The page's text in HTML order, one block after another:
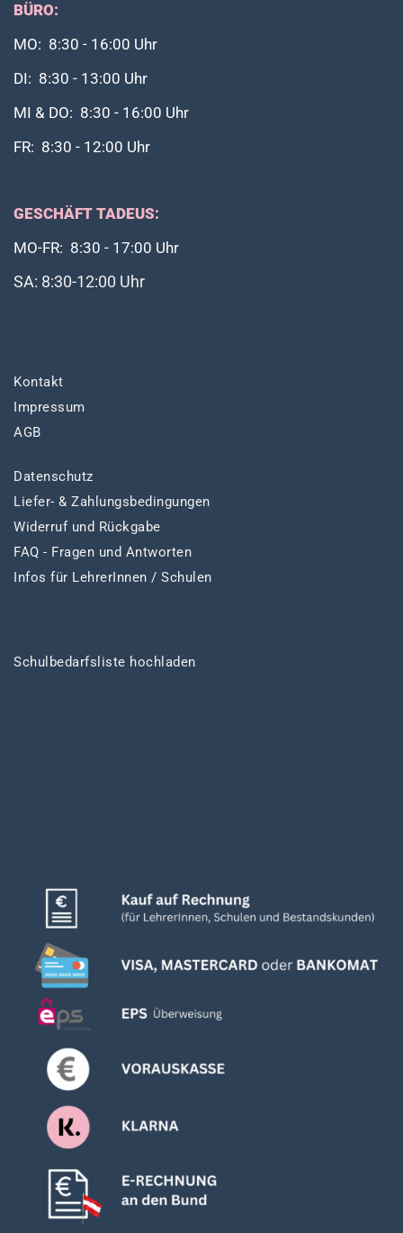
BÜRO:
MO: 8:30 - 16:00 Uhr
DI: 8:30 - 13:00 Uhr
MI & DO: 8:30 - 16:00 Uhr
FR: 8:30 - 12:00 Uhr
GESCHÄFT TADEUS:
MO-FR: 8:30 - 17:00 Uhr
SA: 8:30-12:00 Uhr
Kontakt
Impressum
AGB
Datenschutz
Liefer- & Zahlungsbedingungen
Widerruf und Rückgabe
FAQ - Fragen und Antworten
Infos für LehrerInnen / Schulen
Schulbedarfsliste hochladen